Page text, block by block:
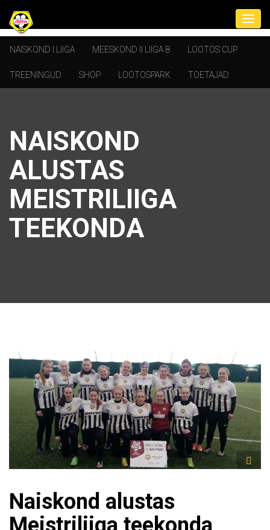
NAISKOND I LIIGA MEESKOND II LIIGA B LOOTOS CUP
TREENINGUD SHOP LOOTOSPARK TOETAJAD
NAISKOND
ALUSTAS
MEISTRILIIGA
TEEKONDA
Naiskond alustas